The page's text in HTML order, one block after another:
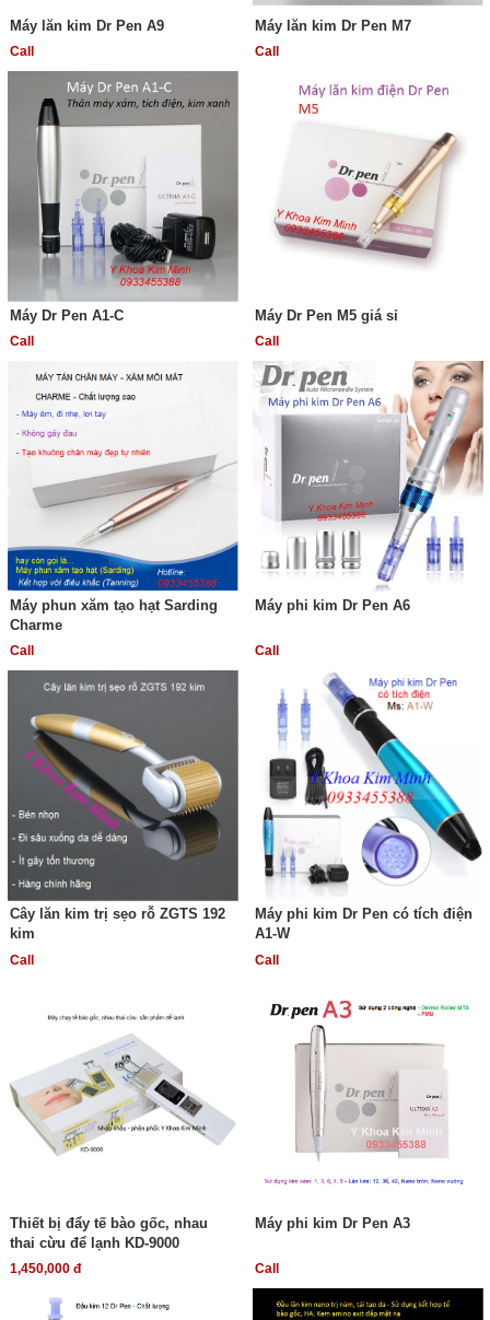
Máy lăn kim Dr Pen A9
Call
Máy lăn kim Dr Pen M7
Call
Máy Dr Pen A1-C
Call
Máy Dr Pen M5 giá sỉ
Call
Máy phun xăm tạo hạt Sarding
Charme
Call
Máy phi kim Dr Pen A6
Call
Cây lăn kim trị sẹo rỗ ZGTS 192
kim
Call
Máy phi kim Dr Pen có tích điện
A1-W
Call
Thiết bị đẩy tế bào gốc, nhau
thai cừu để lạnh KD-9000
1,450,000 đ
Máy phi kim Dr Pen A3
Call